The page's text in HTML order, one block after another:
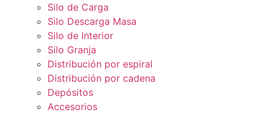
Silo de Carga
Silo Descarga Masa
Silo de Interior
Silo Granja
Distribución por espiral
Distribución por cadena
Depósitos
Accesorios